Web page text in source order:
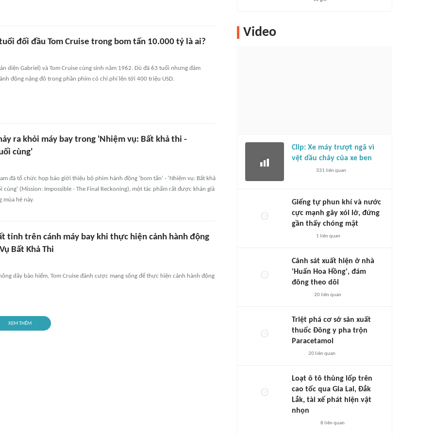
đối đầu Tom Cruise trong bom tấn 10.000 tỷ là ai?
diện Gabriel) và Tom Cruise cùng sinh năm 1962. Dù đã 63 tuổi nhưng đảm
động nặng đô trong phần phim có chi phí lên tới 400 triệu USD.
ra khỏi máy bay trong 'Nhiệm vụ: Bất khả thi -
cùng'
đã tổ chức họp báo giới thiệu bộ phim hành động 'bom tấn' - 'Nhiệm vụ: Bất khả
cùng' (Mission: Impossible - The Final Reckoning), một tác phẩm rất được khán giả
mùa hè này.
tỉnh trên cánh máy bay khi thực hiện cảnh hành động
Bất Khả Thi
dây bảo hiểm, Tom Cruise đánh cược mạng sống để thực hiện cảnh hành động
XEM THÊM
Video
Clip: Xe máy trượt ngã vì
vệt dầu chảy của xe ben
331 liên quan
Giếng tự phun khí và nước
cực mạnh gây xói lở, đứng
gần thấy chóng mặt
1 liên quan
Cảnh sát xuất hiện ở nhà
'Huấn Hoa Hồng', đám
đông theo dõi
20liên quan
Triệt phá cơ sở sản xuất
thuốc Đông y pha trộn
Paracetamol
20liên quan
Loạt ô tô thủng lốp trên
cao tốc qua Gia Lai, Đắk
Lắk, tài xế phát hiện vật
nhọn
8 liên quan